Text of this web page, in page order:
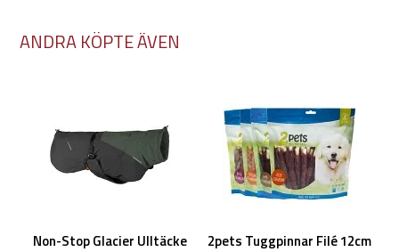
ANDRA KÖPTE ÄVEN
Non-Stop Glacier Ulltäcke
2pets Tuggpinnar Filé 12cm